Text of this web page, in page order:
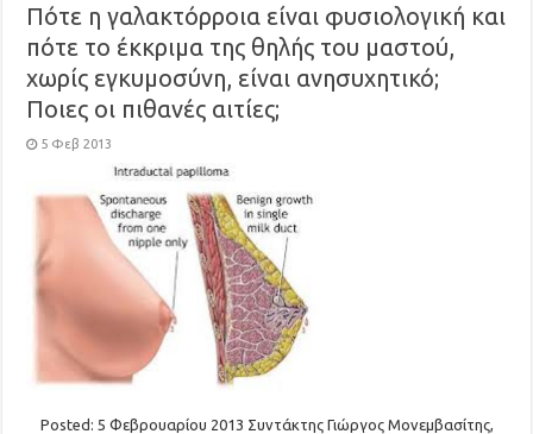
Πότε η γαλακτόρροια είναι φυσιολογική και
πότε το έκκριμα της θηλής του μαστού,
χωρίς εγκυμοσύνη, είναι ανησυχητικό;
Ποιες οι πιθανές αιτίες;
5 Φεβ 2013
Posted: 5 Φεβρουαρίου 2013 Συντάκτης Γιώργος Μονεμβασίτης,